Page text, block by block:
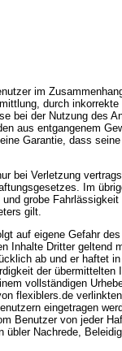
im
durch
bei der Nutzung des
aus entgangenem
Garantie, dass
bei Verletzung
Im
grobe
gilt.
auf eigene Gefahr
Inhalte Dritter geltend
ab und er haftet
der
vollständigen
flexiblers.de
eingetragen
Benutzer von jeder
Nachrede,